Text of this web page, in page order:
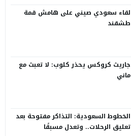
لقاء سعودي صيني على هامش قمة
طشقند
جاريث كروكس يحذر كلوب: لا تعبث مع
ماني
الخطوط السعودية: التذاكر مفتوحة بعد
تعليق الرحلات.. وتعدل مسبقًا